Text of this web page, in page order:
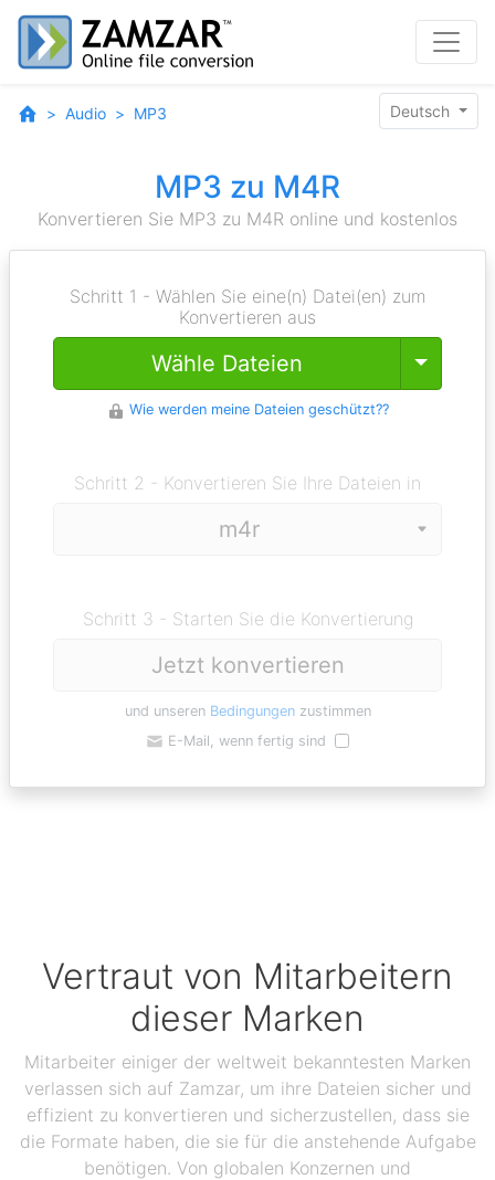
Audio MP3 Deutsch
MP3 zu M4R
Konvertieren Sie MP3 zu M4R online und kostenlos
Schritt 1 - Wählen Sie eine(n) Datei(en) zum
Konvertieren aus
Wähle Dateien Toggle
Wie werden meine Dateien geschützt??
Schritt 2 - Konvertieren Sie Ihre Dateien in
Schritt 3 - Starten Sie die Konvertierung
Jetzt konvertieren
und unseren Bedingungenzustimmen
E-Mail, wenn fertig sind
Vertraut von Mitarbeitern
dieser Marken
Mitarbeiter einiger der weltweit bekanntesten Marken
verlassen sich auf Zamzar, um ihre Dateien sicher und
effizient zu konvertieren und sicherzustellen, dass sie
die Formate haben, die sie für die anstehende Aufgabe
benötigen. Von globalen Konzernen und